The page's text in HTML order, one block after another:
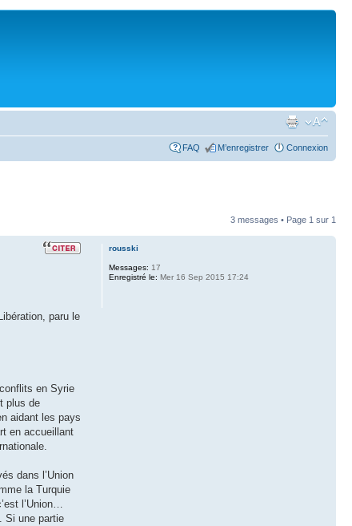
FAQ M’enregistrer Connexion
3 messages • Page 1 sur 1
paru le
en Syrie
plus de
aidant les pays
en accueillant
dans l’Union
la Turquie
l’Union…
Si une partie
rousski
Messages: 17
Enregistré le: Mer 16 Sep 2015 17:24